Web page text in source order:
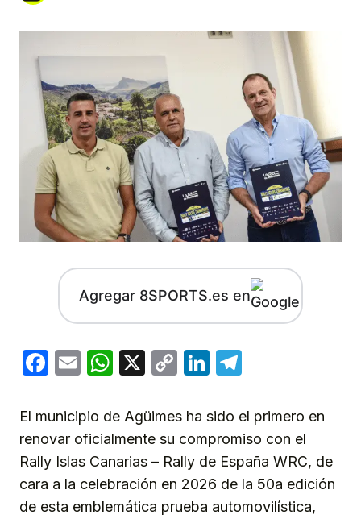
Agregar 8SPORTS.es en
Facebook
EmailWhatsApp
X
CopyLinkedIn
El municipio de Agüimes ha sido el primero en
renovar oficialmente su compromiso con el
Rally Islas Canarias – Rally de España WRC, de
cara a la celebración en 2026 de la 50a edición
de esta emblemática prueba automovilística,